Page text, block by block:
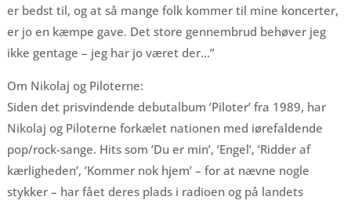
er bedst til, og at så mange folk kommer til mine koncerter,
er jo en kæmpe gave. Det store gennembrud behøver jeg
ikke gentage – jeg har jo været der…”
Om Nikolaj og Piloterne:
Siden det prisvindende debutalbum ’Piloter’ fra 1989, har
Nikolaj og Piloterne forkælet nationen med iørefaldende
pop/rock-sange. Hits som ’Du er min’, ’Engel’, ’Ridder af
kærligheden’, ’Kommer nok hjem’ – for at nævne nogle
stykker – har fået deres plads i radioen og på landets